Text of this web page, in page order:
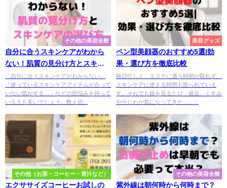
その他の美容全般
自分に合うスキンケアがわから
ない！肌質の見分け方とスキン
ケアの選び方
「自分に合うスキンケアがわからない」
「使っているスキンケアアイテムが合って
いない気がする…」などの肌悩みを持って
いる人も多いでしょう。数え切...
美容グッズ
ペン型美顔器のおすすめ5選|効
果・選び方を徹底比較
毎日忙しく、エステに通う時間が取れず、
スキンケアに使える時間も限られていま
す。それでも鏡を見るたび「最近、くすみ
や小じわが気になってきた…」...
その他（お茶・コーヒー・青汁など）
エクササイズコーヒーお試しの
その他の美容全般
紫外線は朝何時から何時まで？